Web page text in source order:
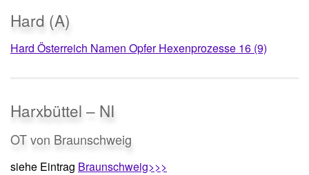
Hard (A)
Hard Österreich Namen Opfer Hexenprozesse 16 (9)
Harxbüttel – NI
OT von Braunschweig
siehe Eintrag Braunschweig>>>